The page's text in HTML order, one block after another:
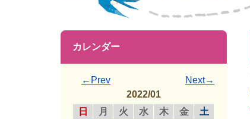
カレンダー
←Prev
Next→
2022/01
日
月 火 水 木 金
土